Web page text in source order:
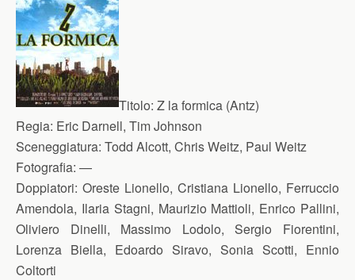
Titolo: Z la formica (Antz)
Regia: Eric Darnell, Tim Johnson
Sceneggiatura: Todd Alcott, Chris Weitz, Paul Weitz
Fotografia: —
Doppiatori: Oreste Lionello, Cristiana Lionello, Ferruccio
Amendola, Ilaria Stagni, Maurizio Mattioli, Enrico Pallini,
Oliviero Dinelli, Massimo Lodolo, Sergio Fiorentini,
Lorenza Biella, Edoardo Siravo, Sonia Scotti, Ennio
Coltorti